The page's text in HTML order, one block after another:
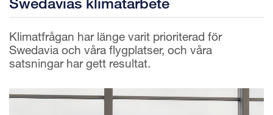
Klimatfrågan har länge varit prioriterad för
Swedavia och våra flygplatser, och våra
satsningar har gett resultat.